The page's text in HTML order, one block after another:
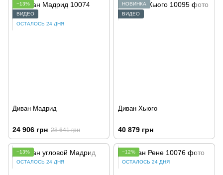
−13%
ВИДЕО
ОСТАЛОСЬ 24 ДНЯ
Диван Мадрид
24 906 грн 28 641 грн
НОВИНКА
ВИДЕО
Диван Хьюго
40 879 грн
−13%
ОСТАЛОСЬ 24 ДНЯ
−12%
ОСТАЛОСЬ 24 ДНЯ